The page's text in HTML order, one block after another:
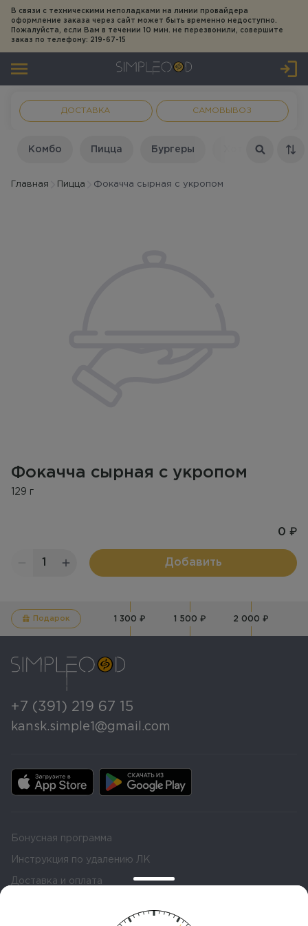
В связи с техническими неполадками на линии провайдера
оформление заказа через сайт может быть временно недоступно.
Пожалуйста, если Вам в течении 10 мин. не перезвонили, совершите
заказ по телефону: 219-67-15
ДОСТАВКА САМОВЫВОЗ
Комбо Пицца Бургеры Хот-дог
Главная Пицца Фокачча сырная с укропом
Фокачча сырная с укропом
129 г
0 ₽
1 Добавить
Подарок 1 300 ₽ 1 500 ₽ 2 000 ₽
+7 (391) 219 67 15
kansk.simple1@gmail.com
Бонусная программа
Инструкция по удалению ЛК
Доставка и оплата
Политика конфиденциальности и Публичная оферта